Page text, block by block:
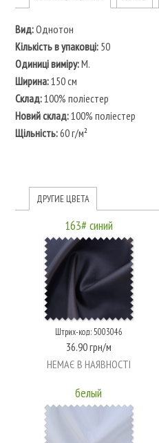
Вид:Однотон
Кількість в упаковці:50
Одиниці виміру:M.
Ширина:150 см
Склад:100% поліестер
Новий склад:100% поліестер
Щільність:60 г/м²
ДРУГИЕ ЦВЕТА
163# синий
Штрих-код: 5003046
36.90 грн/м
НЕМАЄ В НАЯВНОСТІ
белый